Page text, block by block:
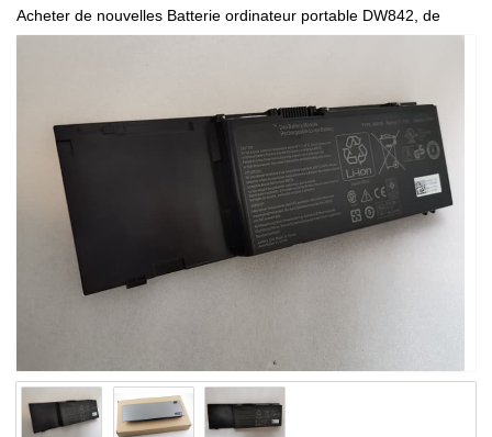
Acheter de nouvelles Batterie ordinateur portable DW842, de